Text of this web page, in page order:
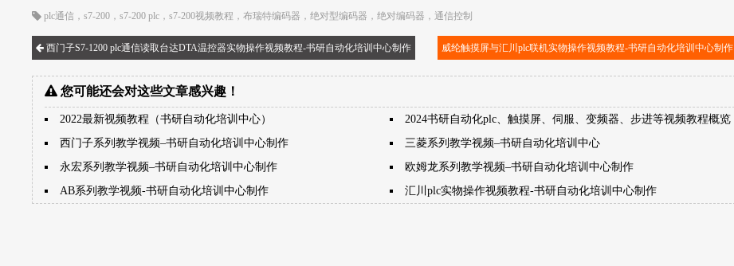
plc通信 ，s7-200 ，s7-200 plc ，s7-200视频教程 ，布瑞特编码器 ，绝对型编码器 ，绝对编码器 ，通信控制
西门子S7-1200 plc通信读取台达DTA温控器实物操作视频教程-书研自动化培训中心制作 威纶触摸屏与汇川plc联机实物操作视频教程-书研自动化培训中心制作
您可能还会对这些文章感兴趣！
2022最新视频教程（书研自动化培训中心）
2024书研自动化plc、触摸屏、伺服、变频器、步进等视频教程概览
西门子系列教学视频–书研自动化培训中心制作
三菱系列教学视频–书研自动化培训中心
永宏系列教学视频–书研自动化培训中心制作
欧姆龙系列教学视频–书研自动化培训中心制作
AB系列教学视频-书研自动化培训中心制作
汇川plc实物操作视频教程-书研自动化培训中心制作